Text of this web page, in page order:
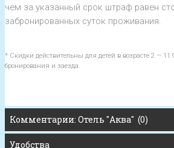
чем за указанный срок штраф равен
забронированных суток проживания.
* Скидки действительны для детей в возрасте 2 —
бронирования и заезда.
Комментарии: Отель "Аква" (0)
Удобства